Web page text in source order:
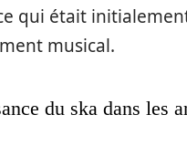
qui était
musical.
du ska dans les